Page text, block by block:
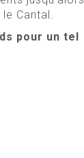
Cantal.
pour un tel